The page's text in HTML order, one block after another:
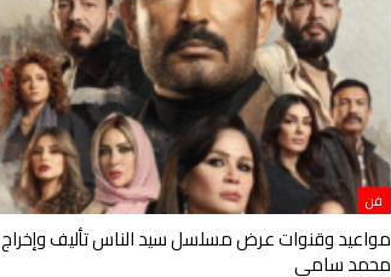
فن
مواعيد وقنوات عرض مسلسل سيد الناس تأليف وإخراج
محمد سامي